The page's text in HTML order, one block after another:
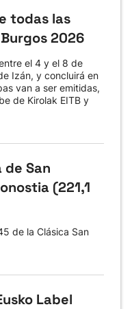
todas las
2026
el 4 y el 8 de
Izán, y concluirá en
van a ser emitidas,
de Kirolak EITB y
de San
(221,1
de la Clásica San
Label